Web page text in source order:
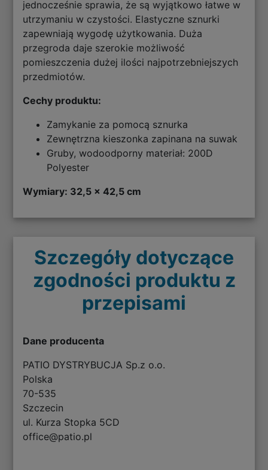
jednocześnie sprawia, że są wyjątkowo łatwe w
utrzymaniu w czystości. Elastyczne sznurki
zapewniają wygodę użytkowania. Duża
przegroda daje szerokie możliwość
pomieszczenia dużej ilości najpotrzebniejszych
przedmiotów.
Cechy produktu:
Zamykanie za pomocą sznurka
Zewnętrzna kieszonka zapinana na suwak
Gruby, wodoodporny materiał: 200D
Polyester
Wymiary: 32,5 x 42,5 cm
Szczegóły dotyczące
zgodności produktu z
przepisami
Dane producenta
PATIO DYSTRYBUCJA Sp.z o.o.
Polska
70-535
Szczecin
ul. Kurza Stopka 5CD
office@patio.pl